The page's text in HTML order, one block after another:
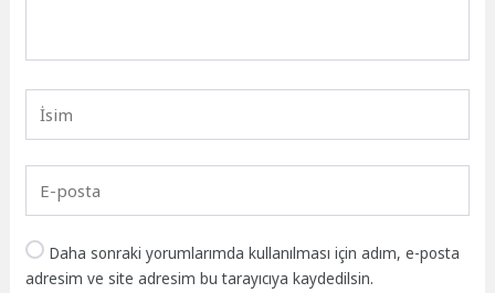
Daha sonraki yorumlarımda kullanılması için adım, e-posta
adresim ve site adresim bu tarayıcıya kaydedilsin.